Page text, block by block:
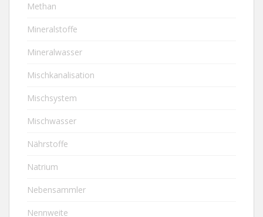
Methan
Mineralstoffe
Mineralwasser
Mischkanalisation
Mischsystem
Mischwasser
Nährstoffe
Natrium
Nebensammler
Nennweite